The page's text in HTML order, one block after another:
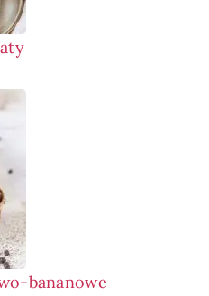
bananowe